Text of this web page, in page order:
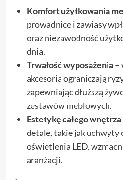
Komfort użytkowania
prowadnice i zawiasy
oraz niezawodność
dnia.
Trwałość wyposażenia–
akcesoria ograniczają
zapewniając dłuższą
zestawów meblowych.
Estetykę całego wnętrza
detale, takie jak uchwyty
oświetlenia LED,
aranżacji.